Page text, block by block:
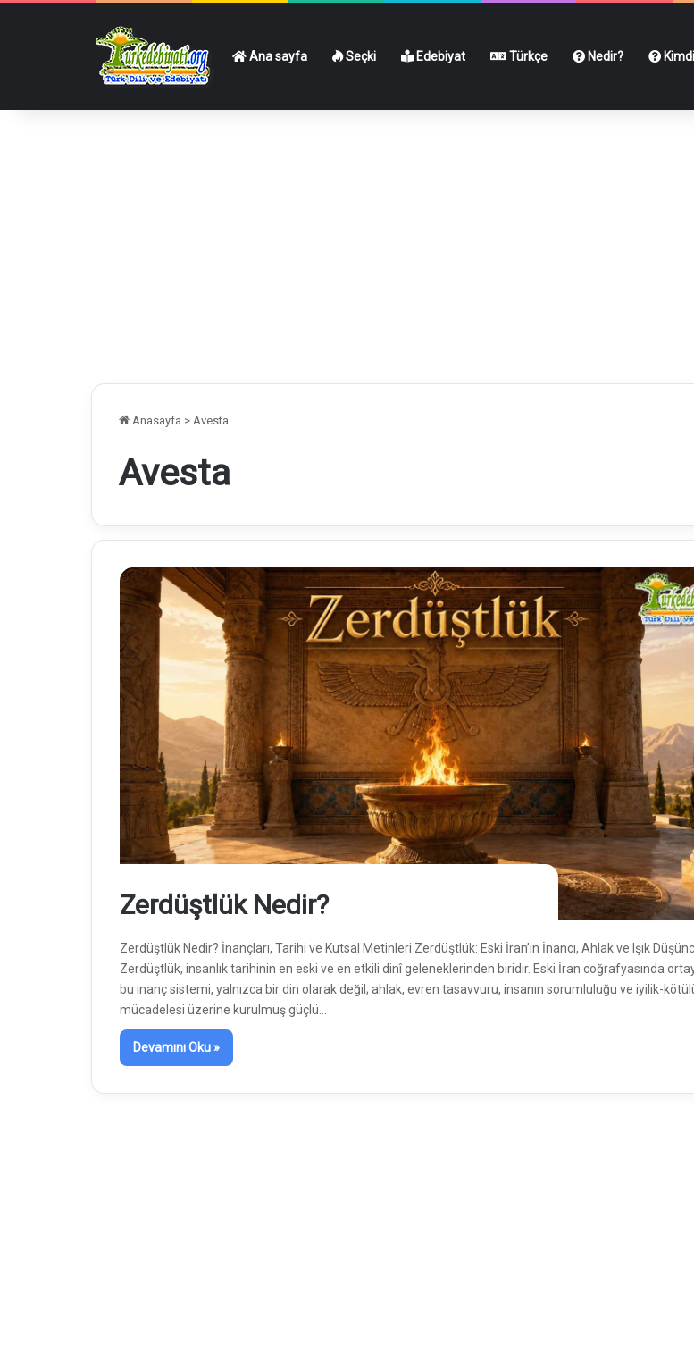
Ana sayfa Seçki Edebiyat Türkçe Nedir?
Anasayfa > Avesta
Avesta
Zerdüştlük Nedir?
Zerdüştlük Nedir? İnançları, Tarihi ve Kutsal Metinleri Zerdüştlük: Eski İran’ın İnancı, Ahlak ve Işık
Zerdüştlük, insanlık tarihinin en eski ve en etkili dinî geleneklerinden biridir. Eski İran coğrafyasında
bu inanç sistemi, yalnızca bir din olarak değil; ahlak, evren tasavvuru, insanın sorumluluğu ve iyilik-
mücadelesi üzerine kurulmuş güçlü…
Devamını Oku »